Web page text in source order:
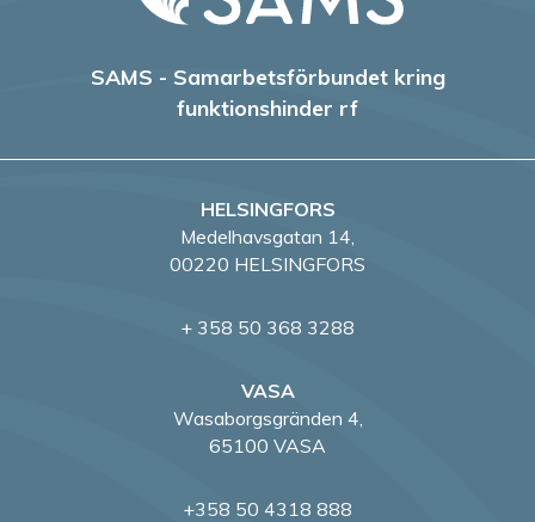
SAMS - Samarbetsförbundet kring
funktionshinder rf
HELSINGFORS
Medelhavsgatan 14,
00220 HELSINGFORS
+ 358 50 368 3288
VASA
Wasaborgsgränden 4,
65100 VASA
+358 50 4318 888